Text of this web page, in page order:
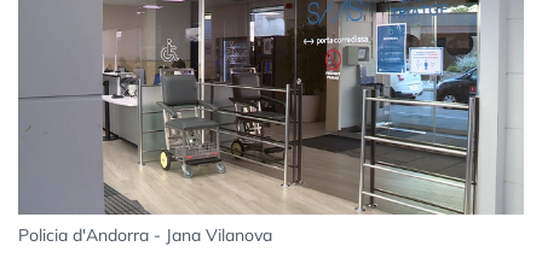
Policia d'Andorra - Jana Vilanova